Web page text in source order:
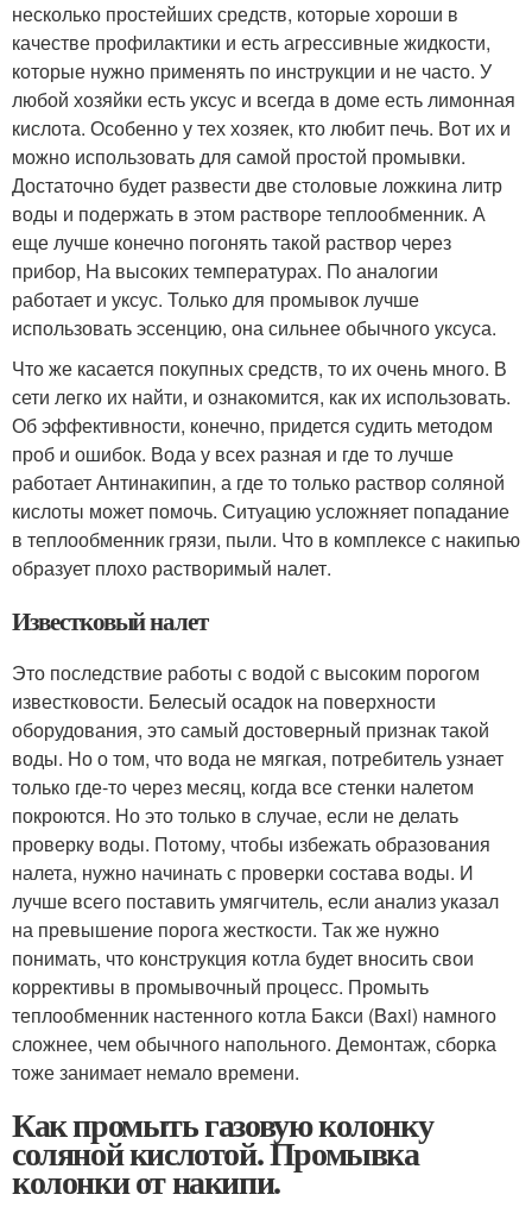
несколько простейших средств, которые хороши в
качестве профилактики и есть агрессивные жидкости,
которые нужно применять по инструкции и не часто. У
любой хозяйки есть уксус и всегда в доме есть лимонная
кислота. Особенно у тех хозяек, кто любит печь. Вот их и
можно использовать для самой простой промывки.
Достаточно будет развести две столовые ложкина литр
воды и подержать в этом растворе теплообменник. А
еще лучше конечно погонять такой раствор через
прибор, На высоких температурах. По аналогии
работает и уксус. Только для промывок лучше
использовать эссенцию, она сильнее обычного уксуса.
Что же касается покупных средств, то их очень много. В
сети легко их найти, и ознакомится, как их использовать.
Об эффективности, конечно, придется судить методом
проб и ошибок. Вода у всех разная и где то лучше
работает Антинакипин, а где то только раствор соляной
кислоты может помочь. Ситуацию усложняет попадание
в теплообменник грязи, пыли. Что в комплексе с накипью
образует плохо растворимый налет.
Известковый налет
Это последствие работы с водой с высоким порогом
известковости. Белесый осадок на поверхности
оборудования, это самый достоверный признак такой
воды. Но о том, что вода не мягкая, потребитель узнает
только где-то через месяц, когда все стенки налетом
покроются. Но это только в случае, если не делать
проверку воды. Потому, чтобы избежать образования
налета, нужно начинать с проверки состава воды. И
лучше всего поставить умягчитель, если анализ указал
на превышение порога жесткости. Так же нужно
понимать, что конструкция котла будет вносить свои
коррективы в промывочный процесс. Промыть
теплообменник настенного котла Бакси (Baxi) намного
сложнее, чем обычного напольного. Демонтаж, сборка
тоже занимает немало времени.
Как промыть газовую колонку
соляной кислотой. Промывка
колонки от накипи.